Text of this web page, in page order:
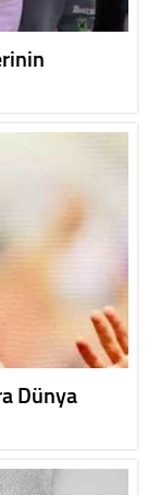
Dünya